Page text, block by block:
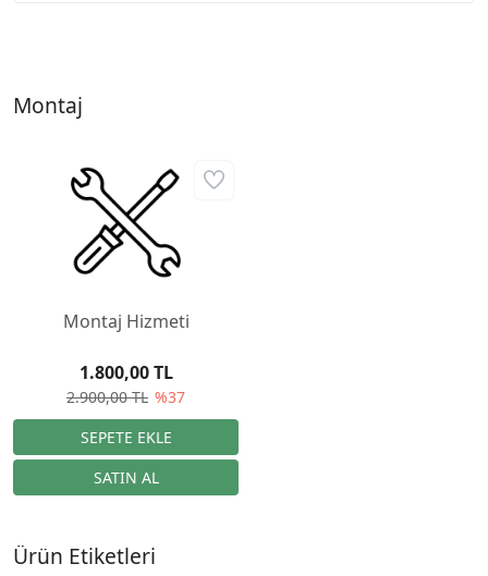
Montaj
Montaj Hizmeti
2.900,00 TL %37
1.800,00 TL
Ürün Etiketleri